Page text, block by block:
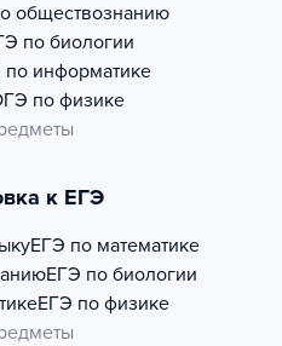
обществознанию
по биологии
информатике
по физике
к ЕГЭ
ЕГЭ по математике
ЕГЭ по биологии
ЕГЭ по физике